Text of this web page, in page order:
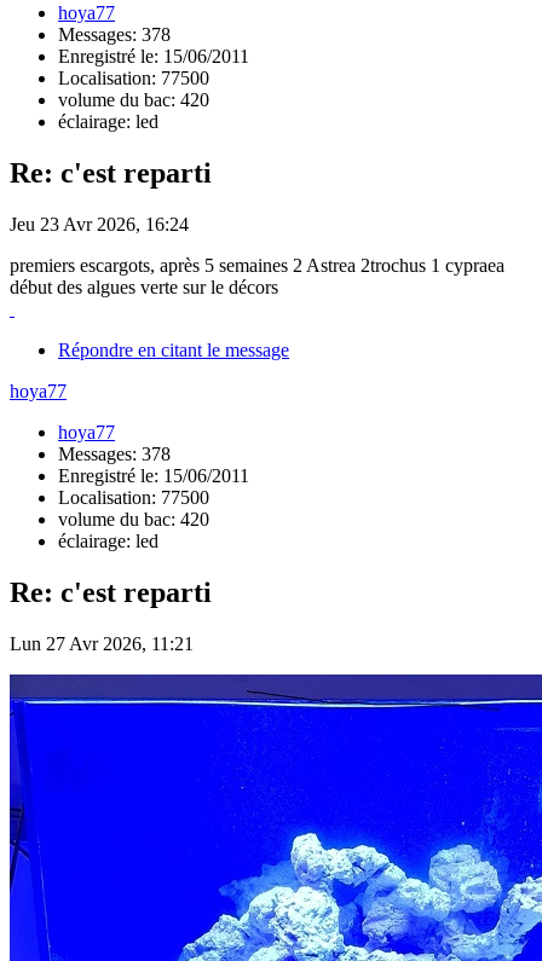
hoya77
Messages: 378
Enregistré le: 15/06/2011
Localisation: 77500
volume du bac: 420
éclairage: led
Re: c'est reparti
Jeu 23 Avr 2026, 16:24
premiers escargots, après 5 semaines 2 Astrea 2trochus 1 cypraea
début des algues verte sur le décors
Répondre en citant le message
hoya77
hoya77
Messages: 378
Enregistré le: 15/06/2011
Localisation: 77500
volume du bac: 420
éclairage: led
Re: c'est reparti
Lun 27 Avr 2026, 11:21